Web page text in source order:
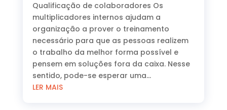
Qualificação de colaboradores Os
multiplicadores internos ajudam a
organização a prover o treinamento
necessário para que as pessoas realizem
o trabalho da melhor forma possível e
pensem em soluções fora da caixa. Nesse
sentido, pode-se esperar uma...
LER MAIS